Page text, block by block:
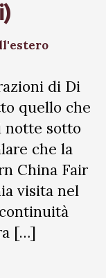
di Di
quello che
notte sotto
che la
China Fair
visita nel
continuità
[…]